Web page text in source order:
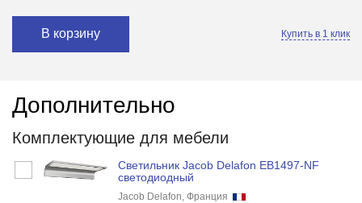
В корзину Купить в 1 клик
Дополнительно
Комплектующие для мебели
Светильник Jacob Delafon EB1497-NF
светодиодный
Jacob Delafon, Франция